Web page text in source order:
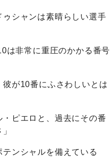
ゥシャンは素晴らしい選手
は非常に重圧のかかる番号
彼が10番にふさわしいとは
ピエロと、過去にその番
ンシャルを備えている